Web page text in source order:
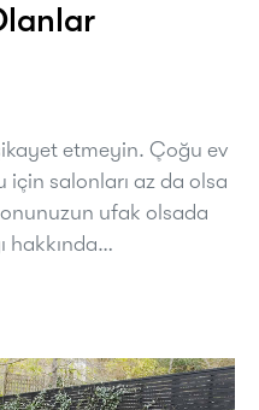
etmeyin. Çoğu ev
salonları az da olsa
ufak olsada
hakkında…